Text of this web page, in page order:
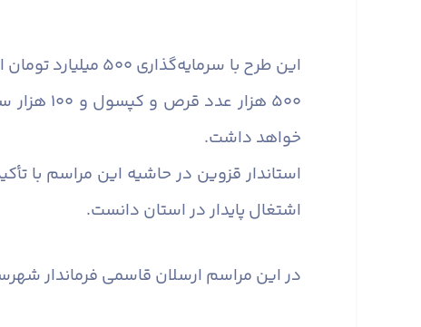
این طرح با
۵۰۰
خواهد داشت.
استاندار قزوین در حاشیه این مراسم با
اشتغال پایدار در استان دانست.
در این مراسم ارسلان قاسمی فرماندار